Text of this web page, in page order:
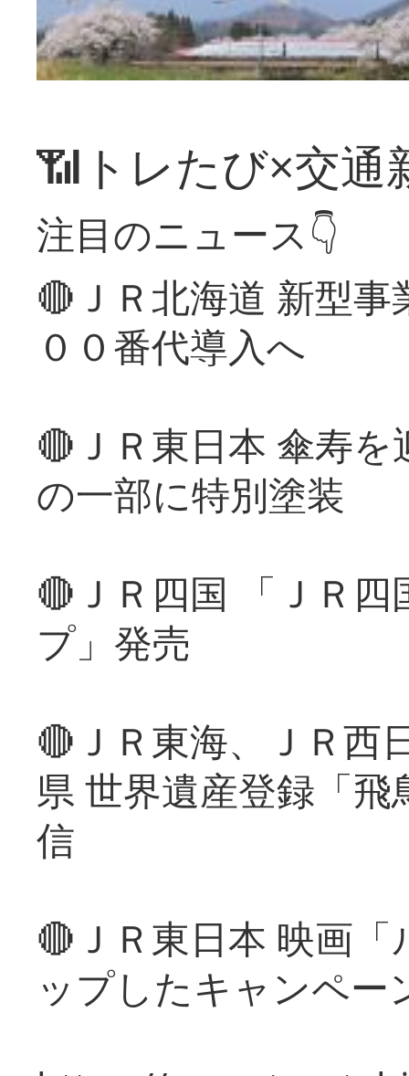
📶トレたび×交通
注目のニュース👇
🔴ＪＲ北海道 新型
００番代導入へ
🔴ＪＲ東日本 傘寿
の一部に特別塗装
🔴ＪＲ四国 「ＪＲ
プ」発売
🔴ＪＲ東海、ＪＲ西
県 世界遺産登録「
信
🔴ＪＲ東日本 映画
ップしたキャンペー